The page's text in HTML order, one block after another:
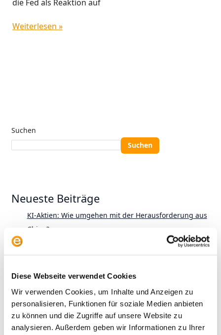
Diese Webseite verwendet Cookies
Wir verwenden Cookies, um Inhalte und Anzeigen zu
personalisieren, Funktionen für soziale Medien anbieten
zu können und die Zugriffe auf unsere Website zu
analysieren. Außerdem geben wir Informationen zu Ihrer
die Fed als Reaktion auf
Weiterlesen »
Suchen
Suchen
Neueste Beiträge
KI-Aktien: Wie umgehen mit der Herausforderung aus
China?
und Wirklichkeit
Alles zur neuen Privatrente: Der envestor
Altersvorsorgedepot-Rechner